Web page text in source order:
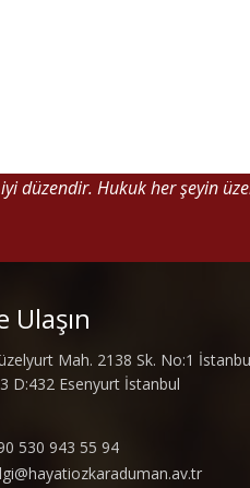
düzendir. Hukuk her şeyin
Ulaşın
Mah. 2138 Sk. No:1
D:432 Esenyurt İstanbul
530 943 55 94